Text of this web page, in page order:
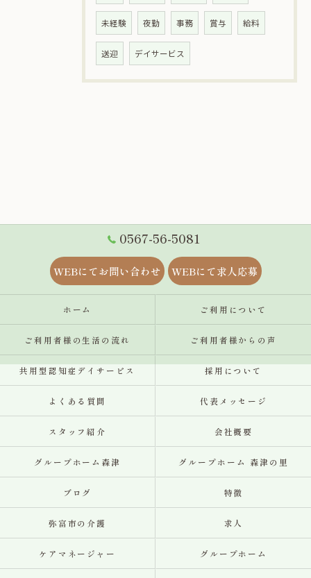
未経験 夜勤 事務 賞与 給料
送迎 デイサービス
0567-56-5081
WEBにてお問い合わせ WEBにて求人応募
ホーム ご利用について
ご利用者様の生活の流れ ご利用者様からの声
共用型認知症デイサービス 採用について
よくある質問 代表メッセージ
スタッフ紹介 会社概要
グループホーム森津 グループホーム 森津の里
ブログ 特徴
弥富市の介護 求人
ケアマネージャー グループホーム